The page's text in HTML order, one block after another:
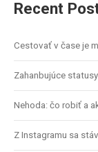
Recent
Cestovať v čase je
Zahanbujúce statusy
Nehoda: čo robiť a
Z Instagramu sa